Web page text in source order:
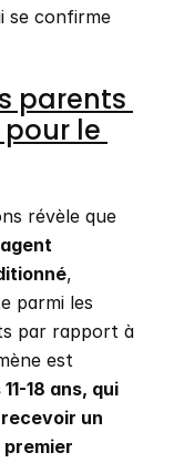
se confirme
parents
le
,
parmi les
par rapport à
est
11-18 ans, qui
un